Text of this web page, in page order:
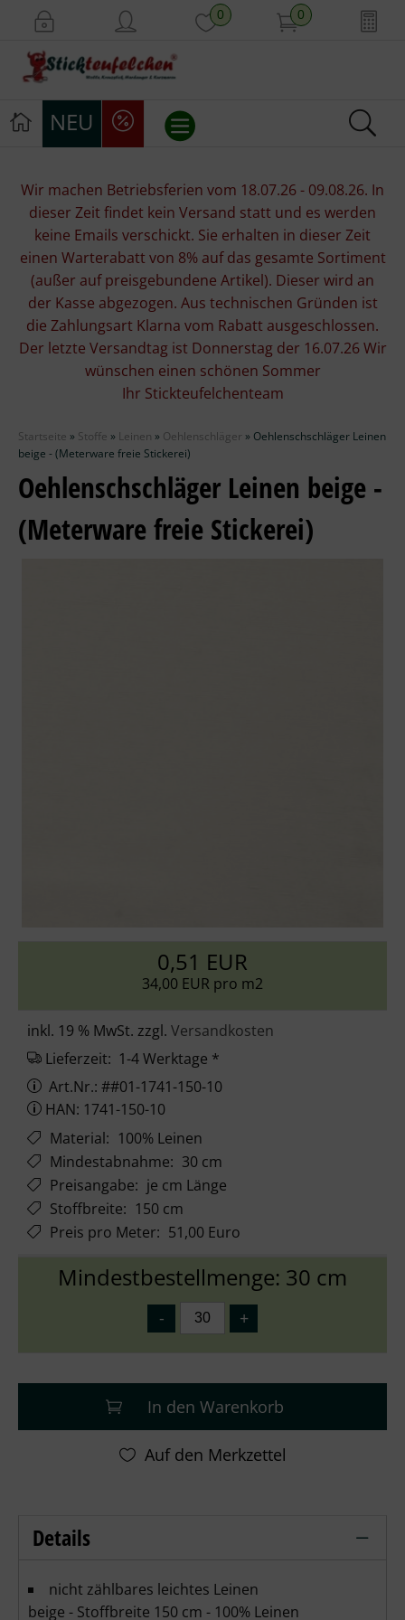
0 0
NEU
Stickpackungen
Stickgarne
Stoffe
Mill Hill Beads
Wolle
Stricknadeln
Wir machen Betriebsferien vom 18.07.26 - 09.08.26. In
dieser Zeit findet kein Versand statt und es werden
keine Emails verschickt. Sie erhalten in dieser Zeit
einen Warterabatt von 8% auf das gesamte Sortiment
(außer auf preisgebundene Artikel). Dieser wird an
der Kasse abgezogen. Aus technischen Gründen ist
die Zahlungsart Klarna vom Rabatt ausgeschlossen.
Der letzte Versandtag ist Donnerstag der 16.07.26 Wir
wünschen einen schönen Sommer
Ihr Stickteufelchenteam
Startseite » Stoffe » Leinen » Oehlenschläger » Oehlenschschläger Leinen
beige - (Meterware freie Stickerei)
Oehlenschschläger Leinen beige -
(Meterware freie Stickerei)
0,51 EUR
34,00 EUR pro m2
inkl. 19 % MwSt. zzgl. Versandkosten
Lieferzeit: 1-4 Werktage *
Art.Nr.: ##01-1741-150-10
HAN: 1741-150-10
Material: 100% Leinen
Mindestabnahme: 30 cm
Preisangabe: je cm Länge
Stoffbreite: 150 cm
Preis pro Meter: 51,00 Euro
Mindestbestellmenge: 30 cm
In den Warenkorb
Details
Oehlenschschläger Leinen beige -
nicht zählbares leichtes Leinen
beige - Stoffbreite 150 cm - 100% Leinen